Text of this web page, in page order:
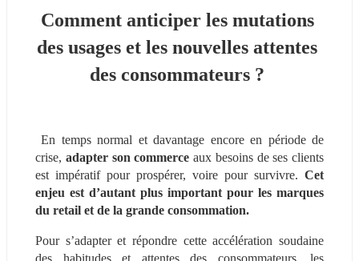
Comment anticiper les mutations
des usages et les nouvelles attentes
des consommateurs ?
En temps normal et davantage encore en période de
crise, adapter son commerce aux besoins de ses clients
est impératif pour prospérer, voire pour survivre. Cet
enjeu est d’autant plus important pour les marques
du retail et de la grande consommation.
Pour s’adapter et répondre cette accélération soudaine
des habitudes et attentes des consommateurs, les